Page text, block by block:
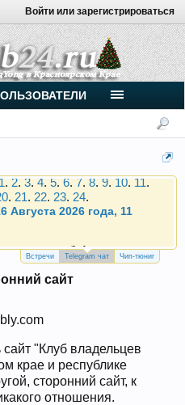
Войти или зарегистрироваться
нашего клуба!
вTelegram-чате.
дизелей от
.21.22.23.24.
2026 года, 11
клуба!
дизелей от
.2. 3 4.5.6 .7.8.9.10.11
. 21.22 .23.24.
Августа 2026 года, 11
Встречи Telegram чат Чип-тюниг
сайт
"Клуб владельцев
крае и республике
сторонний сайт, к
отношения.